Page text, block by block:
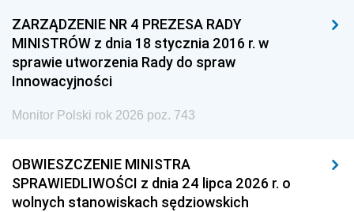
ZARZĄDZENIE NR 4 PREZESA RADY
MINISTRÓW z dnia 18 stycznia 2016 r. w
sprawie utworzenia Rady do spraw
Innowacyjności
Monitor Polski rok 2026 poz. 743
OBWIESZCZENIE MINISTRA
SPRAWIEDLIWOŚCI z dnia 24 lipca 2026 r. o
wolnych stanowiskach sędziowskich